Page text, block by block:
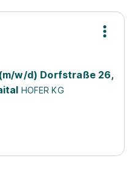
w/d) Dorfstraße 26,
HOFER KG